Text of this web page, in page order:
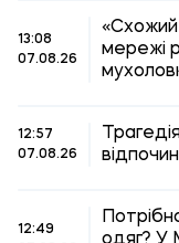
13:08
07.08.26
«Схожий
мережі
12:57
07.08.26
12:49
одяг? У